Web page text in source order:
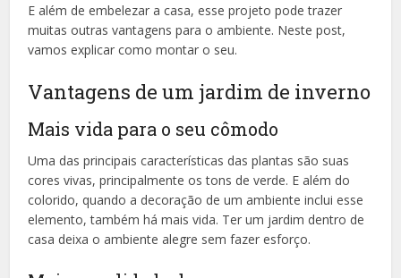
E além de embelezar a casa, esse projeto pode trazer
muitas outras vantagens para o ambiente. Neste post,
vamos explicar como montar o seu.
Vantagens de um jardim de inverno
Mais vida para o seu cômodo
Uma das principais características das plantas são suas
cores vivas, principalmente os tons de verde. E além do
colorido, quando a decoração de um ambiente inclui esse
elemento, também há mais vida. Ter um jardim dentro de
casa deixa o ambiente alegre sem fazer esforço.